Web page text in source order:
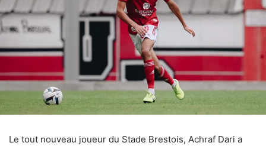
Le tout nouveau joueur du Stade Brestois, Achraf Dari a